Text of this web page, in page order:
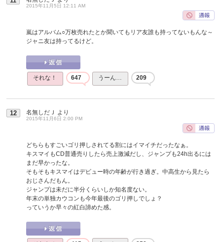
2015年11月5日 12:11 AM
嵐はアルバム○万枚売れたとか聞いてもリア友誰も持ってないもんな～
ジャニ友は持ってるけど。
それな！ 647 うーん… 209
12 名無しだＪ より
2015年11月6日 2:00 PM
どちらもすごいゴリ押しされてる割にはイマイチだったなぁ。
キスマイもCD普通売りしたら売上激減だし、ジャンプも24h出るには
まだ早かったな。
そもそもキスマイはデビュー時の年齢が行き過ぎ。中高生から見たら
おじさんだもん。
ジャンプは未だに半分くらいしか知名度ない。
年末の単独カウコンも今年最後のゴリ押しでしょ？
っていうか早々の紅白諦めた感。